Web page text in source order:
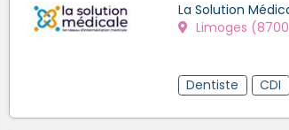
La Solution
Limoges
Dentiste
CDI